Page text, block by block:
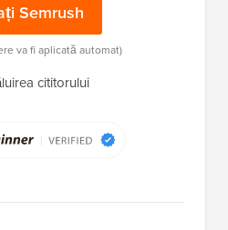
Semrush
va fi aplicată automat)
cititorului